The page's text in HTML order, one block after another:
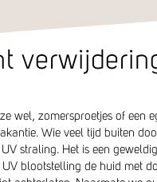
ze wel, zomersproetjes of een
Wie veel tijd buiten
straling. Het is een
blootstelling de huid met